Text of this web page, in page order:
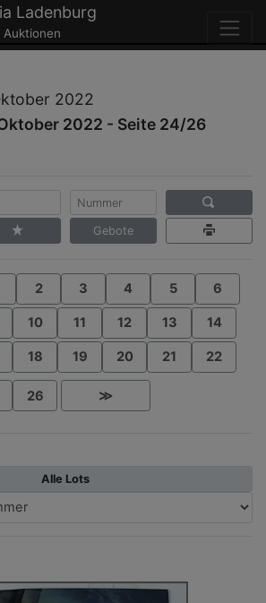
Ladenburg
Auktionen
2022
2022 - Seite 24/26
Gebote
2 3 4 5 6
10 11 12 13 14
18 19 20 21 22
26 ≫
Alle Lots